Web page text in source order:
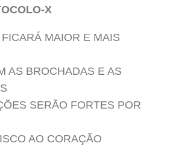
X
MAIOR E MAIS
AS BROCHADAS E AS
SERÃO FORTES POR
AO CORAÇÃO